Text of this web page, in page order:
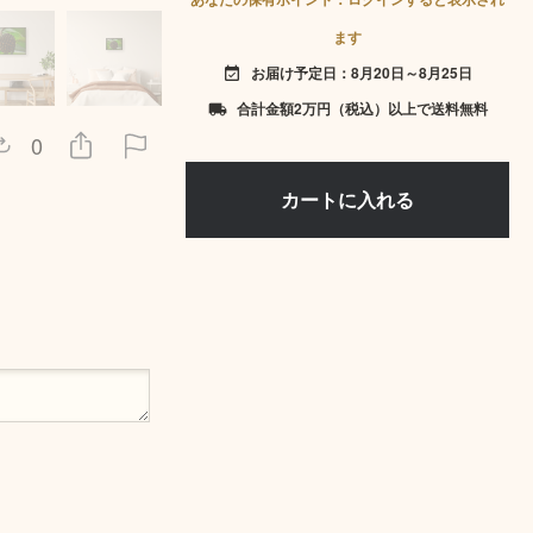
0
ます
event_available お届け予定日：8月20日～8月25日
local_shipping 合計金額2万円（税込）以上で送料無料